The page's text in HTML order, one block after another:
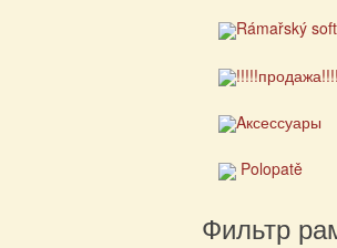
Rámařský
Aксессуары
Polopatě
Фильтр